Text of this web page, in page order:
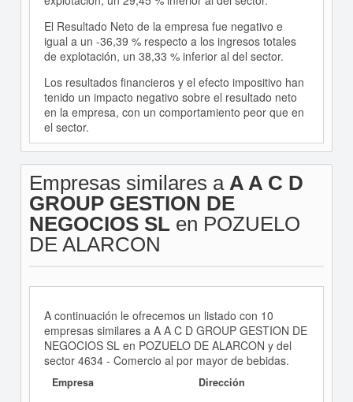
El Resultado Neto de la empresa fue negativo e
igual a un -36,39 % respecto a los ingresos totales
de explotación, un 38,33 % inferior al del sector.
Los resultados financieros y el efecto impositivo han
tenido un impacto negativo sobre el resultado neto
en la empresa, con un comportamiento peor que en
el sector.
Empresas similares a A A C D
GROUP GESTION DE
NEGOCIOS SL en POZUELO
DE ALARCON
A continuación le ofrecemos un listado con 10
empresas similares a A A C D GROUP GESTION DE
NEGOCIOS SL en POZUELO DE ALARCON y del
sector 4634 - Comercio al por mayor de bebidas.
Empresa Dirección